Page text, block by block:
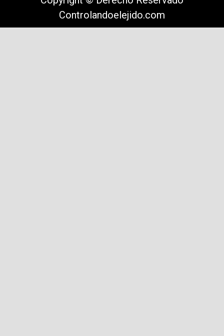
Controlandoelejido.com